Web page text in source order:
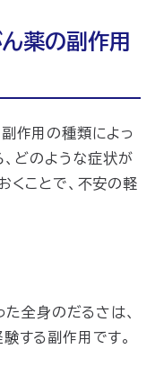
薬の副作用
作用の種類によっ
、どのような症状が
くことで、不安の軽
た全身のだるさは、
する副作用です。